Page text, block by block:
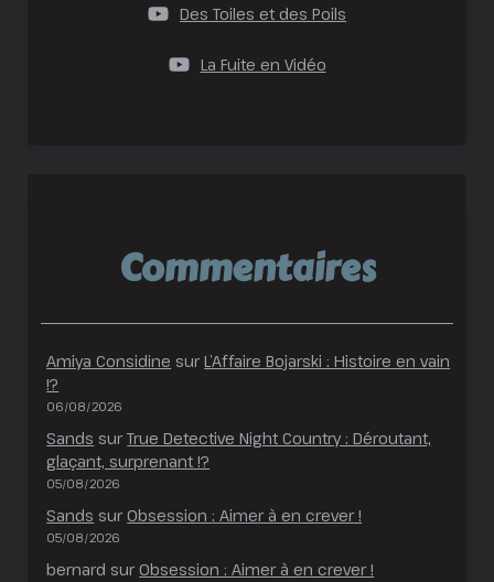
Des Toiles et des Poils
La Fuite en Vidéo
Commentaires
Amiya Considine surL’Affaire Bojarski : Histoire en vain
!?
06/08/2026
Sands surTrue Detective Night Country : Déroutant,
glaçant, surprenant !?
05/08/2026
Sands surObsession : Aimer à en crever !
05/08/2026
bernard surObsession : Aimer à en crever !